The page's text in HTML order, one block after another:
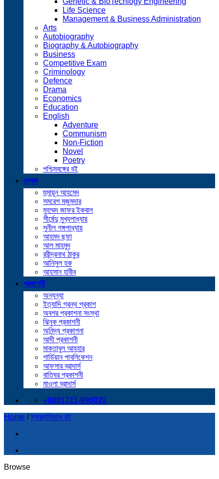
Life Science
Management & Business Administration
Arts
Autobiography
Biography & Autobiography
Business
Competitive Exam
Criminology
Defence
Drama
Economics
Education
English
Adventure
Communism
Non-Fiction
Novel
Poetry
পশ্চিমবঙ্গের বই
লেখক
হুমায়ূন আহমেদ
সমরেশ মজুমদার
মুহম্মদ জাফর ইকবাল
শীর্ষেন্দু মুখ্যপাধ্যায়
সুনীল গঙ্গপাধ্যায়
আহমদ ছফা
আল মাহমুদ
রবীন্দ্রনাথ ঠাকুর
আনিসুল হক
আহসান হাবীব
প্রকাশনী
অন্যন্যা
ইত্যাদি গ্রন্থ প্রকাশ
অবশর প্রকাশনা সংস্থা
ঝিনুক প্রকাশনী
অনিন্দ্য প্রকাশনা
আদী প্রকাশনী
মাকতাবুল আযহার
গার্ডিয়ান পাবলিকেশন
আফসার ব্রাদার্স
বাতিঘর প্রকাশনী
মাওলা ব্রাদার্স
+8801711-996032
Home / স্বাস্থ্যবিষয়ক বই
Browse